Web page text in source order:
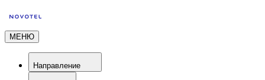
МЕНЮ
Направление